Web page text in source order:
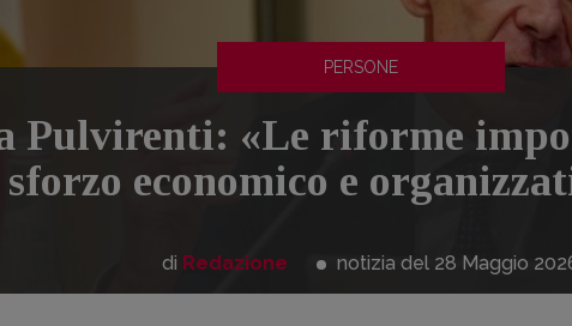
PERSONE
Pulvirenti: «Le riforme
economico e
di Redazione notizia del 28 Maggio